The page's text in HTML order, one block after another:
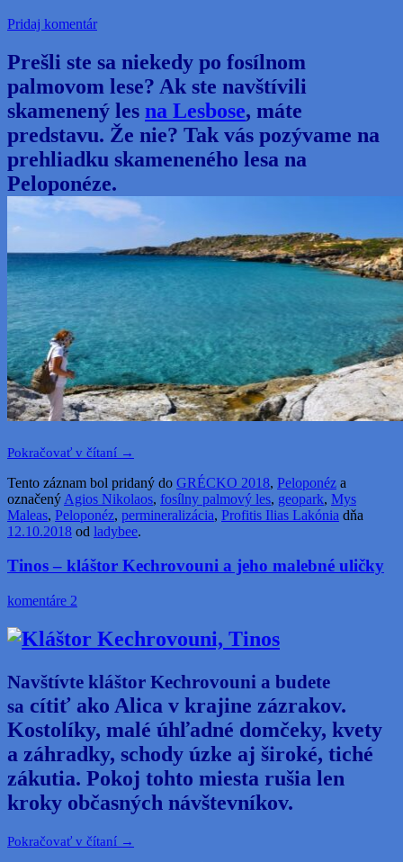
Pridaj komentár
Prešli ste sa niekedy po fosílnom
palmovom lese? Ak ste navštívili
skamenený les na Lesbose, máte
predstavu. Že nie? Tak vás pozývame na
prehliadku skameneného lesa na
Peloponéze.
Pokračovať v čítaní →
Tento záznam bol pridaný do GRÉCKO 2018, Peloponéz a
označený Agios Nikolaos, fosílny palmový les, geopark, Mys
Maleas, Peloponéz, permineralizácia, Profitis Ilias Lakónia dňa
12.10.2018 od ladybee.
Tinos – kláštor Kechrovouni a jeho malebné uličky
komentáre 2
Navštívte kláštor Kechrovouni a budete
sa cítiť ako Alica v krajine zázrakov.
Kostolíky, malé úhľadné domčeky, kvety
a záhradky, schody úzke aj široké, tiché
zákutia. Pokoj tohto miesta rušia len
kroky občasných návštevníkov.
Pokračovať v čítaní →